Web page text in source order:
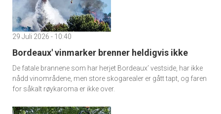
29 Juli 2026 - 10:40
Bordeaux' vinmarker brenner heldigvis ikke
De fatale brannene som har herjet Bordeaux’ vestside, har ikke
nådd vinområdene, men store skogarealer er gått tapt, og faren
for såkalt røykaroma er ikke over.